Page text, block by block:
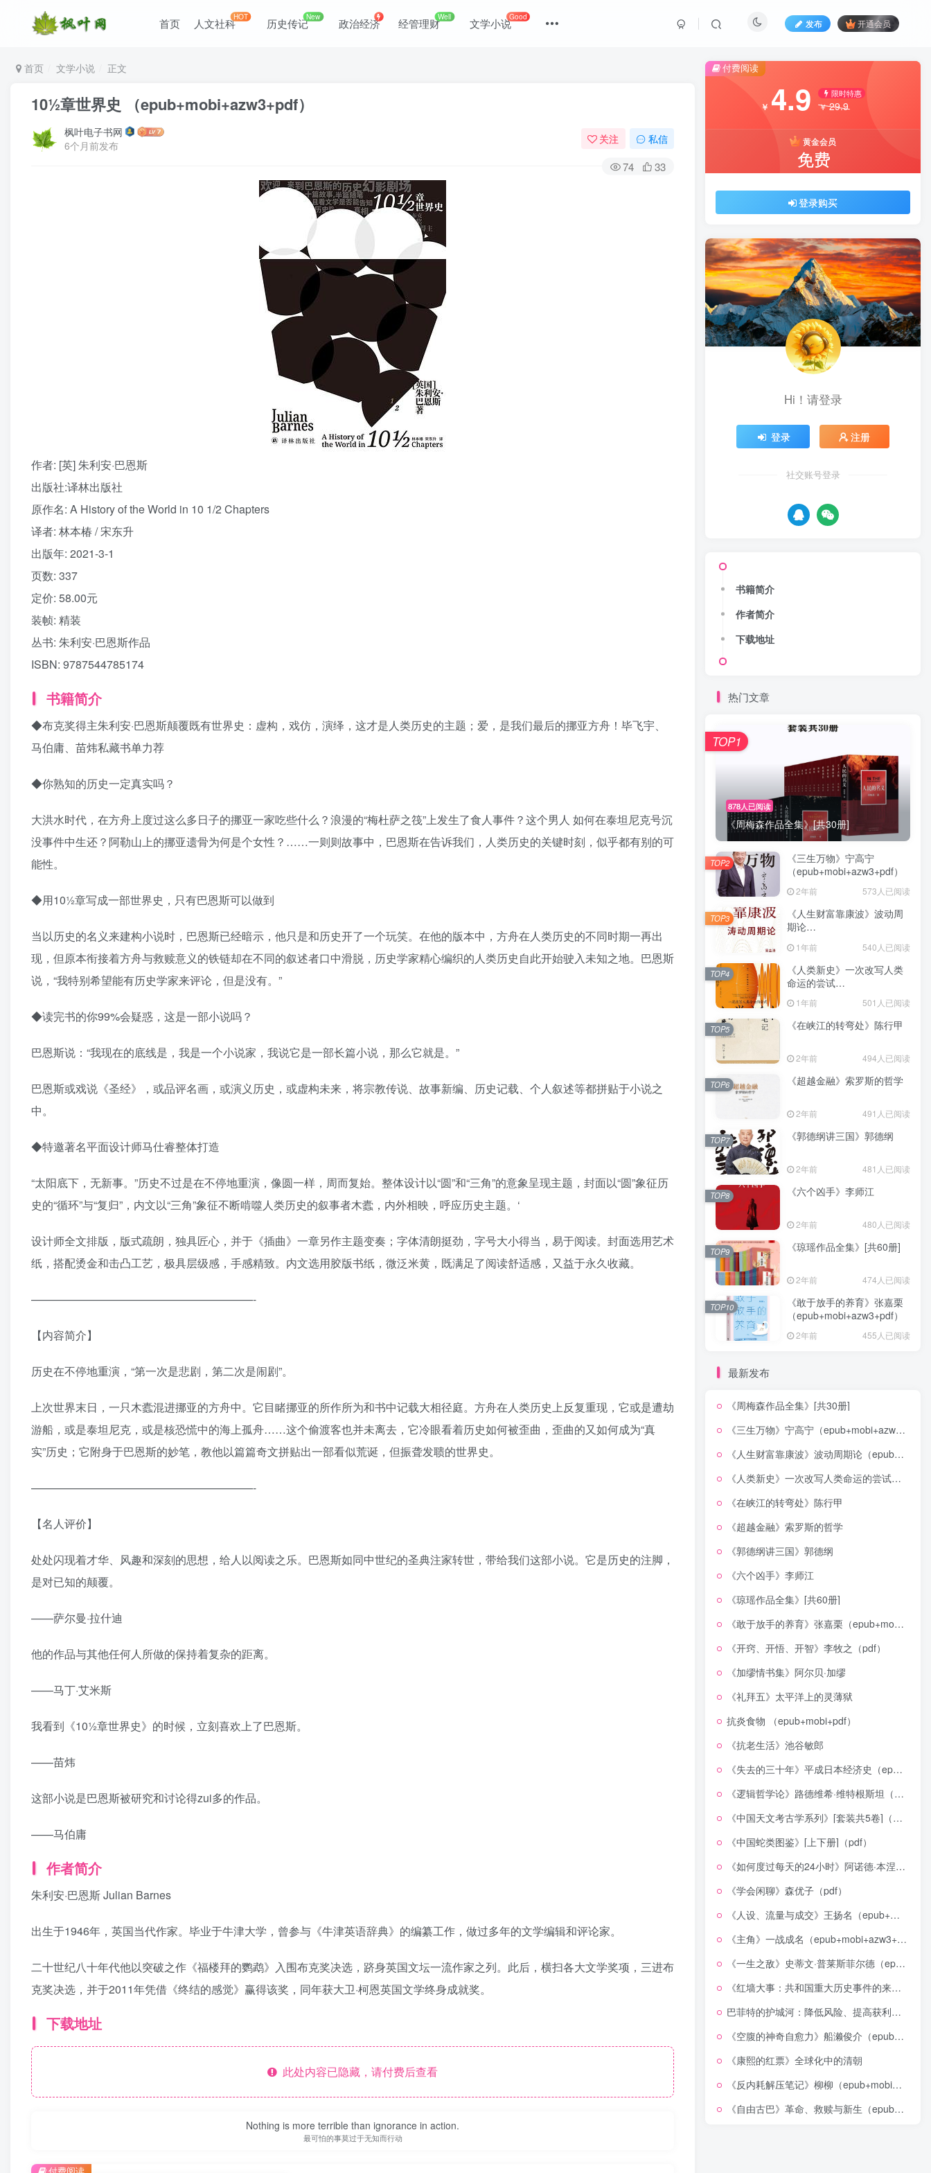
首页 人文社科HOT 历史传记New 政治经济 经管理财Well 文学小说Good
发布 开通会员
首页 文学小说 正文
10½章世界史 （epub+mobi+azw3+pdf）
枫叶电子书网
6个月前发布
关注 私信
74 33
作者: [英] 朱利安·巴恩斯
出版社:译林出版社
原作名: A History of the World in 10 1/2 Chapters
译者: 林本椿 / 宋东升
出版年: 2021-3-1
页数: 337
定价: 58.00元
装帧: 精装
丛书: 朱利安·巴恩斯作品
ISBN: 9787544785174
书籍简介
◆布克奖得主朱利安·巴恩斯颠覆既有世界史：虚构，戏仿，演绎，这才是人类历史的主题；爱，是我们最后的挪亚方舟！毕飞宇、
马伯庸、苗炜私藏书单力荐
◆你熟知的历史一定真实吗？
大洪水时代，在方舟上度过这么多日子的挪亚一家吃些什么？浪漫的“梅杜萨之筏”上发生了食人事件？这个男人 如何在泰坦尼克号沉
没事件中生还？阿勒山上的挪亚遗骨为何是个女性？……一则则故事中，巴恩斯在告诉我们，人类历史的关键时刻，似乎都有别的可
能性。
◆用10½章写成一部世界史，只有巴恩斯可以做到
当以历史的名义来建构小说时，巴恩斯已经暗示，他只是和历史开了一个玩笑。在他的版本中，方舟在人类历史的不同时期一再出
现，但原本衔接着方舟与救赎意义的铁链却在不同的叙述者口中滑脱，历史学家精心编织的人类历史自此开始驶入未知之地。巴恩斯
说，“我特别希望能有历史学家来评论，但是没有。”
◆读完书的你99%会疑惑，这是一部小说吗？
巴恩斯说：“我现在的底线是，我是一个小说家，我说它是一部长篇小说，那么它就是。”
巴恩斯或戏说《圣经》，或品评名画，或演义历史，或虚构未来，将宗教传说、故事新编、历史记载、个人叙述等都拼贴于小说之
中。
◆特邀著名平面设计师马仕睿整体打造
“太阳底下，无新事。”历史不过是在不停地重演，像圆一样，周而复始。整体设计以“圆”和“三角”的意象呈现主题，封面以“圆”象征历
史的“循环”与“复归”，内文以“三角”象征不断啃噬人类历史的叙事者木蠹，内外相映，呼应历史主题。‘
设计师全文排版，版式疏朗，独具匠心，并于《插曲》一章另作主题变奏；字体清朗挺劲，字号大小得当，易于阅读。封面选用艺术
纸，搭配烫金和击凸工艺，极具层级感，手感精致。内文选用胶版书纸，微泛米黄，既满足了阅读舒适感，又益于永久收藏。
————————————————————-
【内容简介】
历史在不停地重演，“第一次是悲剧，第二次是闹剧”。
上次世界末日，一只木蠹混进挪亚的方舟中。它目睹挪亚的所作所为和书中记载大相径庭。方舟在人类历史上反复重现，它或是遭劫
游船，或是泰坦尼克，或是核恐慌中的海上孤舟……这个偷渡客也并未离去，它冷眼看着历史如何被歪曲，歪曲的又如何成为“真
实”历史；它附身于巴恩斯的妙笔，教他以篇篇奇文拼贴出一部看似荒诞，但振聋发聩的世界史。
————————————————————-
【名人评价】
处处闪现着才华、风趣和深刻的思想，给人以阅读之乐。巴恩斯如同中世纪的圣典注家转世，带给我们这部小说。它是历史的注脚，
是对已知的颠覆。
——萨尔曼·拉什迪
他的作品与其他任何人所做的保持着复杂的距离。
——马丁·艾米斯
我看到《10½章世界史》的时候，立刻喜欢上了巴恩斯。
——苗炜
这部小说是巴恩斯被研究和讨论得zui多的作品。
——马伯庸
作者简介
朱利安·巴恩斯 Julian Barnes
出生于1946年，英国当代作家。毕业于牛津大学，曾参与《牛津英语辞典》的编纂工作，做过多年的文学编辑和评论家。
二十世纪八十年代他以突破之作《福楼拜的鹦鹉》入围布克奖决选，跻身英国文坛一流作家之列。此后，横扫各大文学奖项，三进布
克奖决选，并于2011年凭借《终结的感觉》赢得该奖，同年获大卫·柯恩英国文学终身成就奖。
下载地址
此处内容已隐藏，请付费后查看
Nothing is more terrible than ignorance in action.
最可怕的事莫过于无知而行动
付费阅读
￥ 4.9 限时特惠
￥29.9
黄金会员
免费
登录购买
Hi！请登录
登录 注册
社交账号登录
书籍简介
作者简介
下载地址
热门文章
878人已阅读
《周梅森作品全集》[共30册]
TOP1
《三生万物》宁高宁
（epub+mobi+azw3+pdf）
2年前 573人已阅读
TOP2
《人生财富靠康波》波动周
期论
1年前 540人已阅读
TOP3
《人类新史》一次改写人类
命运的尝试
1年前 501人已阅读
TOP4
《在峡江的转弯处》陈行甲
2年前 494人已阅读
TOP5
《超越金融》索罗斯的哲学
2年前 491人已阅读
TOP6
《郭德纲讲三国》郭德纲
2年前 481人已阅读
TOP7
《六个凶手》李师江
2年前 480人已阅读
TOP8
《琼瑶作品全集》[共60册]
2年前 474人已阅读
TOP9
《敢于放手的养育》张嘉栗
（epub+mobi+azw3+pdf）
2年前 455人已阅读
TOP10
最新发布
《周梅森作品全集》[共30册]
《三生万物》宁高宁（epub+mobi+azw3+pdf）
《人生财富靠康波》波动周期论（epub+mobi+azw3+pdf）
《人类新史》一次改写人类命运的尝试（epub+mobi+azw3+pdf）
《在峡江的转弯处》陈行甲
《超越金融》索罗斯的哲学
《郭德纲讲三国》郭德纲
《六个凶手》李师江
《琼瑶作品全集》[共60册]
《敢于放手的养育》张嘉栗（epub+mobi+azw3+pdf）
《开窍、开悟、开智》李牧之（pdf）
《加缪情书集》阿尔贝·加缪
《礼拜五》太平洋上的灵薄狱
抗炎食物 （epub+mobi+pdf）
《抗老生活》池谷敏郎
《失去的三十年》平成日本经济史（epub+mobi+azw3+pdf）
《逻辑哲学论》路德维希·维特根斯坦（epub+mobi+azw3+pdf）
《中国天文考古学系列》[套装共5卷]（epub+mobi+azw3+pdf）
《中国蛇类图鉴》[上下册]（pdf）
《如何度过每天的24小时》阿诺德·本涅特（epub+mobi+azw3+pdf）
《学会闲聊》森优子（pdf）
《人设、流量与成交》王扬名（epub+mobi+azw3+pdf）
《主角》一战成名（epub+mobi+azw3+pdf）
《一生之敌》史蒂文·普莱斯菲尔德（epub+mobi+azw3+pdf）
《红墙大事：共和国重大历史事件的来龙去脉》（全二册）（pdf）
巴菲特的护城河：降低风险、提高获利的股市真规则(epub+azw3+mobi)
《空腹的神奇自愈力》船濑俊介（epub+mobi+azw3+pdf）
《康熙的红票》全球化中的清朝
《反内耗解压笔记》柳柳（epub+mobi+azw3+pdf）
《自由古巴》革命、救赎与新生（epub+mobi+azw3+pdf）
登录
没有账号？立即注册
用户名/手机号/邮箱
登录密码
记住登录
社交账号登录